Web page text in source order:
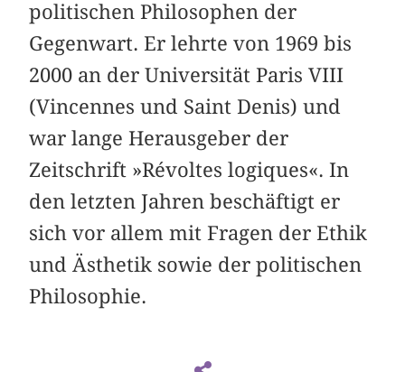
politischen Philosophen der
Gegenwart. Er lehrte von 1969 bis
2000 an der Universität Paris VIII
(Vincennes und Saint Denis) und
war lange Herausgeber der
Zeitschrift »Révoltes logiques«. In
den letzten Jahren beschäftigt er
sich vor allem mit Fragen der Ethik
und Ästhetik sowie der politischen
Philosophie.